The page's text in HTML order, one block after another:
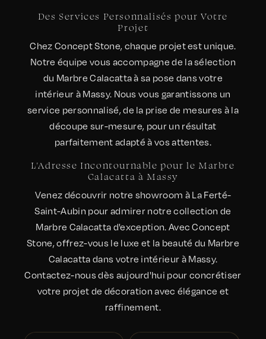
Des Services Personnalisés pour Votre
Projet
Chez Concept Stone, chaque projet est unique.
Notre équipe vous accompagne de la sélection
du Marbre Calacatta à sa pose dans votre
intérieur à Massy. Nous vous garantissons un
service personnalisé, de la prise de mesures à la
découpe sur-mesure, pour un résultat
parfaitement adapté à vos attentes.
L'Adresse Incontournable pour le Marbre
Calacatta à Massy
Venez découvrir notre showroom à La Ferté-
Saint-Aubin pour admirer notre collection de
Marbre Calacatta d'exception. Avec Concept
Stone, offrez-vous le luxe et la beauté du Marbre
Calacatta dans votre intérieur à Massy.
Contactez-nous dès aujourd'hui pour concrétiser
votre projet de décoration avec élégance et
raffinement.